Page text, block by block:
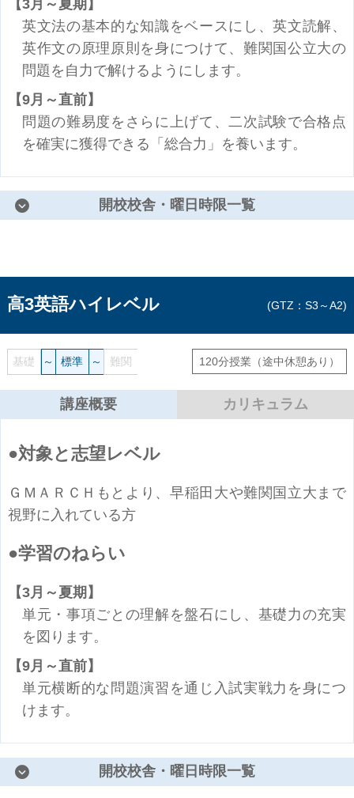
開校校舎・曜日時限一覧
3月～夏期
英文法の基本的な知識をベースにし、英文読解、
英作文の原理原則を身につけて、難関国公立大の
問題を自力で解けるようにします。
9月～直前
問題の難易度をさらに上げて、二次試験で合格点
を確実に獲得できる「総合力」を養います。
高3英語ハイレベル GTZ：S3～A2
120分授業 （途中休憩あり）
基礎 ～ 標準 ～ 難関
開校校舎・曜日時限一覧
講座概要 カリキュラム
対象と志望レベル
ＧＭＡＲＣＨもとより、早稲田大や難関国立大まで
視野に入れている方
学習のねらい
3月～夏期
単元・事項ごとの理解を盤石にし、基礎力の充実
を図ります。
9月～直前
単元横断的な問題演習を通じ入試実戦力を身につ
けます。